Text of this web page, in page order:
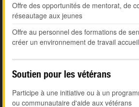
Offre des opportunités de mentorat, de
réseautage aux jeunes
Offre au personnel des formations de
créer un environnement de travail
Soutien pour les vétérans
Participe à une initiative ou à un
ou communautaire d'aide aux vétérans